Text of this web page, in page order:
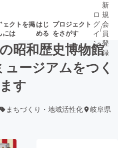
ェクトを掲
には
はじ
める
プロジェクト
をさがす
プロ募集終了が近いプ
ロジェクト
ロ
グ
イ
ン
/
新
規
会
員
登
録
昭和歴史博物館
ージアムをつく
す
まちづくり・地域活性化 岐阜県